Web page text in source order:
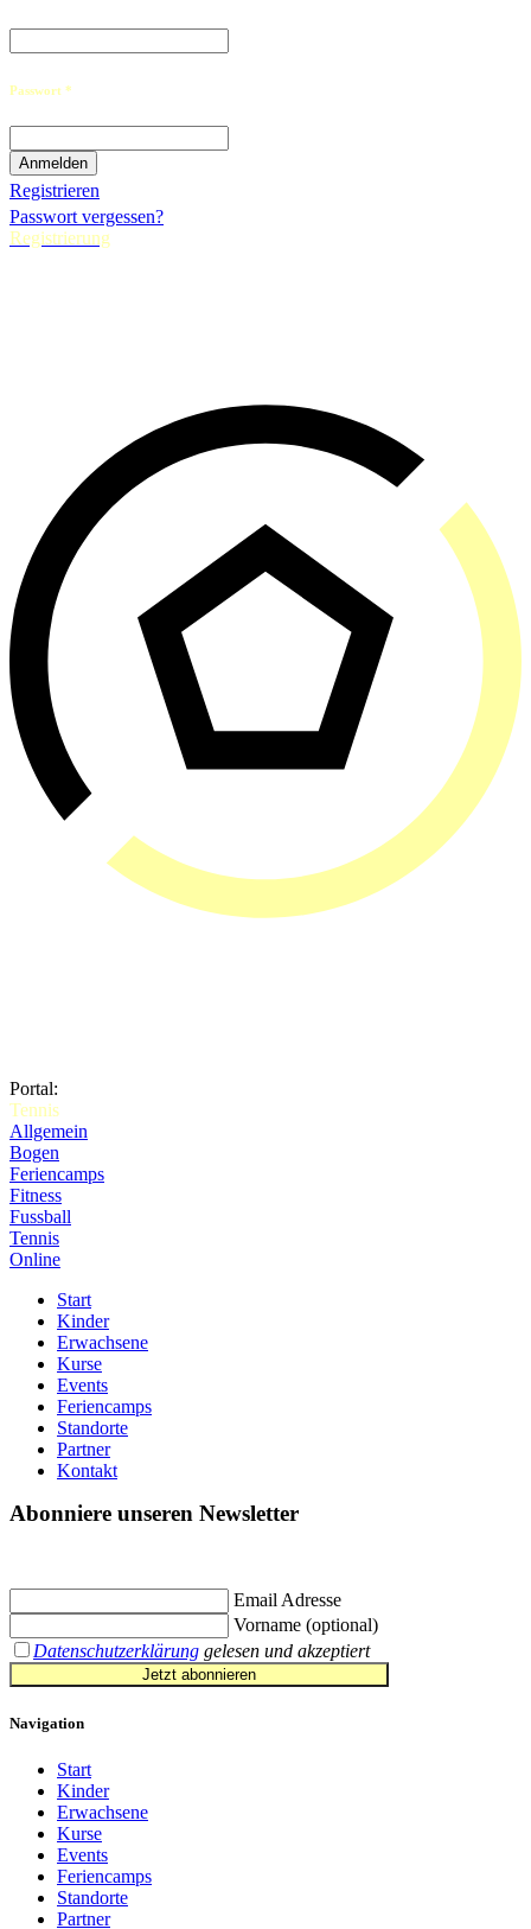
Passwort *
Registrieren
Passwort vergessen?
Registrierung
Portal:
Tennis
Allgemein
Bogen
Feriencamps
Fitness
Fussball
Tennis
Online
Start
Kinder
Erwachsene
Kurse
Events
Feriencamps
Standorte
Partner
Kontakt
Abonniere unseren Newsletter
Email Adresse
Vorname (optional)
Datenschutzerklärung gelesen und akzeptiert
Jetzt abonnieren
Navigation
Start
Kinder
Erwachsene
Kurse
Events
Feriencamps
Standorte
Partner